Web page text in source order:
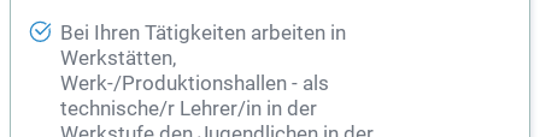
Bei Ihren Tätigkeiten arbeiten in
Werkstätten,
Werk-/Produktionshallen - als
technische/r Lehrer/in in der